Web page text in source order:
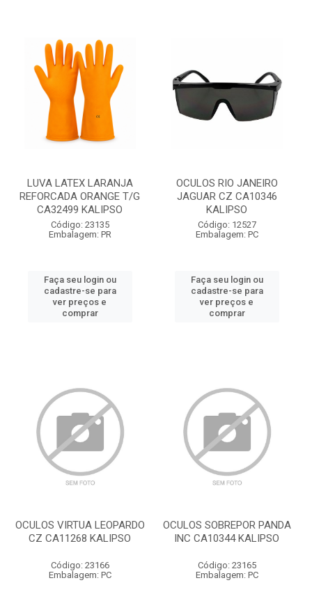
LUVA LATEX LARANJA
REFORCADA ORANGE T/G
CA32499 KALIPSO
Código: 23135
Embalagem: PR
Faça seu login ou
cadastre-se para
ver preços e
comprar
OCULOS RIO JANEIRO
JAGUAR CZ CA10346
KALIPSO
Código: 12527
Embalagem: PC
Faça seu login ou
cadastre-se para
ver preços e
comprar
OCULOS VIRTUA LEOPARDO
CZ CA11268 KALIPSO
Código: 23166
Embalagem: PC
OCULOS SOBREPOR PANDA
INC CA10344 KALIPSO
Código: 23165
Embalagem: PC